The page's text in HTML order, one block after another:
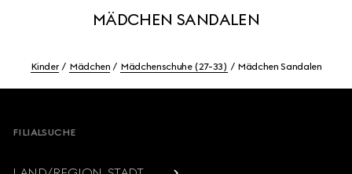
MÄDCHEN SANDALEN
Kinder Mädchen Mädchenschuhe (27-33) Mädchen Sandalen
FILIALSUCHE